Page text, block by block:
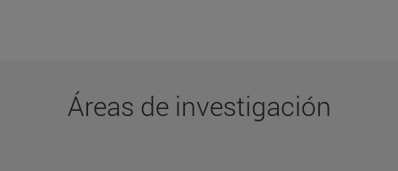
Áreas de investigación